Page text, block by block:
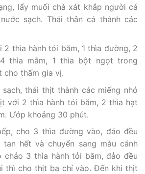
lấy muối chà xát khắp người cá
sạch. Thái thân cá thành các
2 thìa hành tỏi băm, 1 thìa đường, 2
thìa mắm, 1 thìa bột ngọt trong
cho thấm gia vị.
thái thịt thành các miếng nhỏ
với 2 thìa hành tỏi băm, 2 thìa hạt
Ướp khoảng 30 phút.
cho 3 thìa đường vào, đảo đều
hết và chuyển sang màu cánh
chảo 3 thìa hành tỏi băm, đảo đều
thì cho thịt ba chỉ vào. Đến khi thịt